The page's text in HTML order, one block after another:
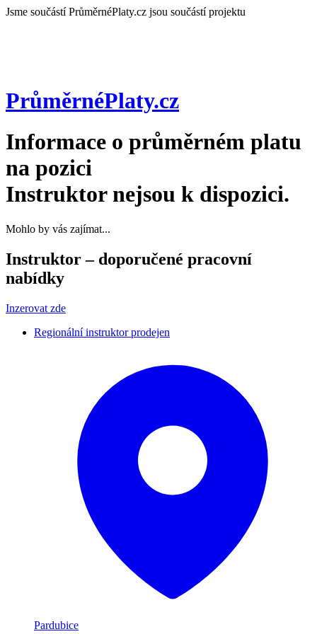
Jsme součástí PrůměrnéPlaty.cz jsou součástí projektu
PrůměrnéPlaty.cz
Informace o průměrném platu
na pozici
Instruktornejsou k dispozici.
Mohlo by vás zajímat...
Instruktor – doporučené pracovní
nabídky
Inzerovat zde
Regionální instruktor prodejen
Pardubice